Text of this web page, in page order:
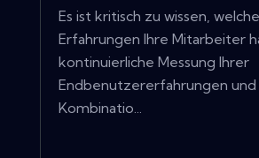
Es ist kritisch zu wissen, welche
Erfahrungen Ihre Mitarbeiter
kontinuierliche Messung Ihrer
Endbenutzererfahrungen und
Kombinatio...